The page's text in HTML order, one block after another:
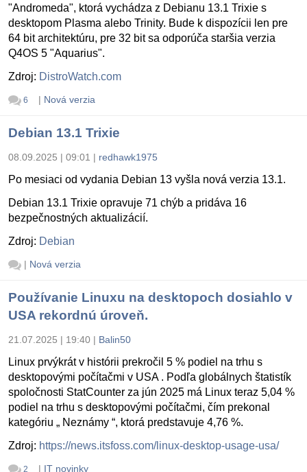
"Andromeda", ktorá vychádza z Debianu 13.1 Trixie s
desktopom Plasma alebo Trinity. Bude k dispozícii len pre
64 bit architektúru, pre 32 bit sa odporúča staršia verzia
Q4OS 5 "Aquarius".
Zdroj: DistroWatch.com
6 | Nová verzia
Debian 13.1 Trixie
08.09.2025 | 09:01 | redhawk1975
Po mesiaci od vydania Debian 13 vyšla nová verzia 13.1.
Debian 13.1 Trixie opravuje 71 chýb a pridáva 16
bezpečnostných aktualizácií.
Zdroj: Debian
| Nová verzia
Používanie Linuxu na desktopoch dosiahlo v
USA rekordnú úroveň.
21.07.2025 | 19:40 | Balin50
Linux prvýkrát v histórii prekročil 5 % podiel na trhu s
desktopovými počítačmi v USA . Podľa globálnych štatistík
spoločnosti StatCounter za jún 2025 má Linux teraz 5,04 %
podiel na trhu s desktopovými počítačmi, čím prekonal
kategóriu „ Neznámy “, ktorá predstavuje 4,76 %.
Zdroj: https://news.itsfoss.com/linux-desktop-usage-usa/
2 | IT novinky